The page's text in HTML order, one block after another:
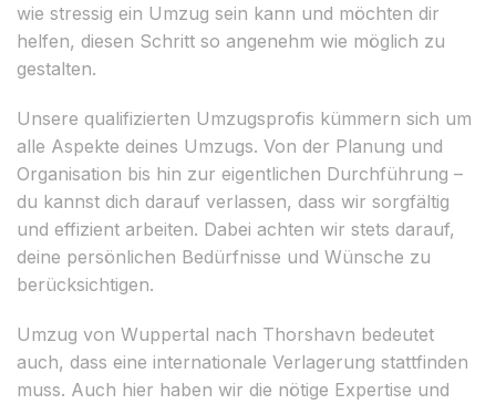
wie stressig ein Umzug sein kann und möchten dir
helfen, diesen Schritt so angenehm wie möglich zu
gestalten.
Unsere qualifizierten Umzugsprofis kümmern sich um
alle Aspekte deines Umzugs. Von der Planung und
Organisation bis hin zur eigentlichen Durchführung –
du kannst dich darauf verlassen, dass wir sorgfältig
und effizient arbeiten. Dabei achten wir stets darauf,
deine persönlichen Bedürfnisse und Wünsche zu
berücksichtigen.
Umzug von Wuppertal nach Thorshavn bedeutet
auch, dass eine internationale Verlagerung stattfinden
muss. Auch hier haben wir die nötige Expertise und